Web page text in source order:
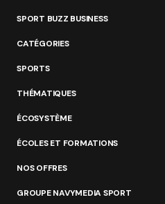
SPORT BUZZ BUSINESS
CATÉGORIES
SPORTS
THÉMATIQUES
ÉCOSYSTÈME
ÉCOLES ET FORMATIONS
NOS OFFRES
GROUPE NAVYMEDIA SPORT